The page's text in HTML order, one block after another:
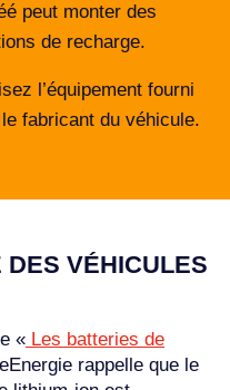
peut monter des
de recharge.
l’équipement fourni
fabricant du véhicule.
DES VÉHICULES
« Les batteries de
rappelle que le